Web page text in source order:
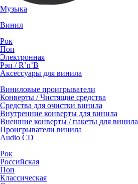
Музыка
Винил
Рок
Поп
Электронная
Рэп / R’n’B
Аксессуары для винила
Виниловые проигрыватели
Конверты / Чистящие средства
Средства для очистки винила
Внутренние конверты для винила
Внешние конверты / пакеты для винила
Проигрыватели винила
Audio CD
Рок
Российская
Поп
Классическая